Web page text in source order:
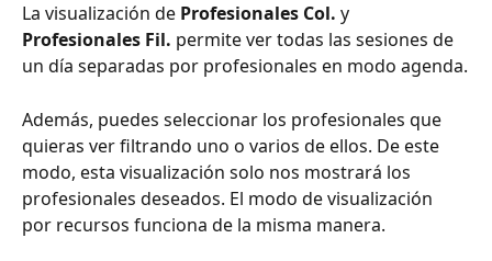
La visualización de Profesionales Col. y
Profesionales Fil. permite ver todas las sesiones de
un día separadas por profesionales en modo agenda.
Además, puedes seleccionar los profesionales que
quieras ver filtrando uno o varios de ellos. De este
modo, esta visualización solo nos mostrará los
profesionales deseados. El modo de visualización
por recursos funciona de la misma manera.